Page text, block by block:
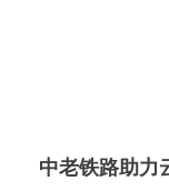
中老铁路助力